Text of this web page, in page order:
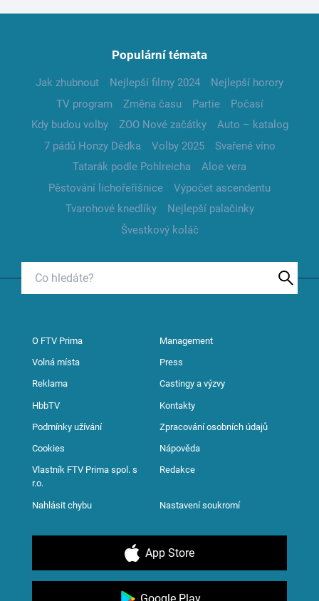
Populární témata
Jak zhubnout Nejlepší filmy 2024
Nejlepší horory
TV program
Změna času Partie
Počasí
Kdy budou volby
ZOO Nové začátky
Auto – katalog
7 pádů Honzy Dědka
Volby 2025
Svařené víno
Tatarák podle Pohlreicha
Aloe vera
Pěstování lichořeřišnice
Výpočet ascendentu
Tvarohové knedlíky
Nejlepší palačinky
Švestkový koláč
O FTV Prima Management
Volná místa Press
Reklama Castingy a výzvy
HbbTV Kontakty
Podmínky užívání Zpracování osobních údajů
Cookies Nápověda
Vlastník FTV Prima spol. s
r.o.
Redakce
Nahlásit chybu Nastavení soukromí
App Store